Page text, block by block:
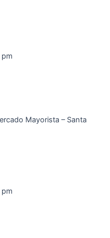
pm
Mayorista – Santa
pm